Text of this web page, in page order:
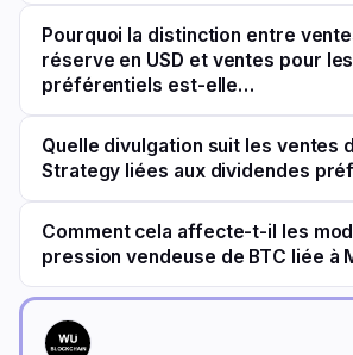
Pourquoi la distinction entre
réserve en USD et ventes pour
préférentiels est-elle…
Quelle divulgation suit les ventes
Strategy liées aux dividendes
Comment cela affecte-t-il les
pression vendeuse de BTC liée à